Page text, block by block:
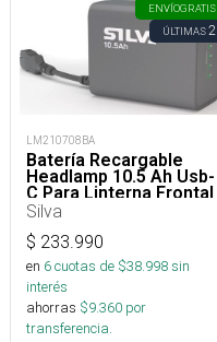
ENVÍOGRATIS
ÚLTIMAS2
LM210708BA
Batería Recargable
Headlamp 10.5 Ah Usb-
C Para Linterna Frontal
Silva
$ 233.990
en 6cuotas de $38.998sin
interés
ahorras $9.360 por
transferencia.